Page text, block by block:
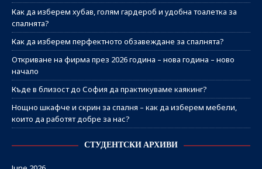
Как да изберем хубав, голям гардероб и удобна тоалетка за
спалнята?
Как да изберем перфектното обзавеждане за спалнята?
Откриване на фирма през 2026 година – нова година – ново
начало
Къде в близост до София да практикуваме каякинг?
Нощно шкафче и скрин за спалня – как да изберем мебели,
които да работят добре за нас?
СТУДЕНТСКИ АРХИВИ